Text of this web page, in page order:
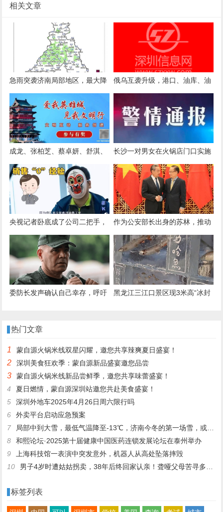
相关文章
急雨突袭济南局部地区，最大降
雨量25.1毫米
俄乌互袭升级，港口、油库、油
用设施，乌方超400架无人机突
袭莫斯科
成龙、张柏芝、蔡卓妍、舒淇、
陈妍希、莫文蔚、霍汶希、严屹
宽、此沙等艺人悼念谢贤
长沙一对男女在火锅店门口实施
不雅行为！被采取刑事强制措施
央视记者卧底成了公司二把手，
收入暴涨，手下多了十几个小
弟，领导怕他叛变天天嘘寒问
暖……
作为公安部长出身的苏林，推动
与中方建立“3+3”机制，中越给
世界打了个样
委防长发声确认自己幸存，呼吁
黑龙江三江口景区现3米高“冰封
热门文章
1 蒙自源火锅米线双星闪耀，邀您共享辣爽夏日盛宴！
2 深圳美食狂欢季：蒙自源新品盛宴邀您品尝
3
蒙自源火锅米线新品尝鲜季，邀您共享味蕾盛宴！
4
夏日燃情，蒙自源深圳站邀您共赴美食盛宴！
5
深圳外地车2025年4月26日周六限行吗
6
外卖平台启动应急预案
7
局部中到大雪，最低气温降至-13℃，济南今冬的第一场雪，或跟去年同一时间！
8
和熙论坛·2025第十届健康中国医药连锁发展论坛在泰州举办
9
上海科技馆一表演中突发意外，机器人从高处坠落摔毁
10
男子4岁时遭姑姑拐卖，38年后终回家认亲！聋哑父母苦寻多年，母亲已抱憾离世丨红星寻人
标签列表